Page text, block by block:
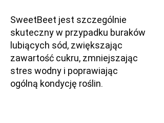
SweetBeet jest szczególnie
skuteczny w przypadku buraków
lubiących sód, zwiększając
zawartość cukru, zmniejszając
stres wodny i poprawiając
ogólną kondycję roślin.